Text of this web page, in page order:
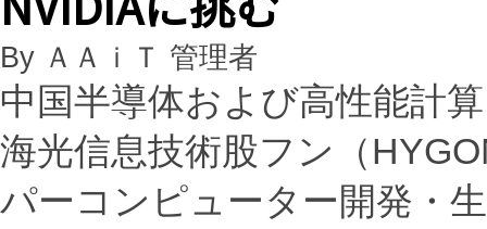
By ＡＡｉＴ 管理者
中国半導体および高性能計
海光信息技術股フン（
パーコンピューター開発・